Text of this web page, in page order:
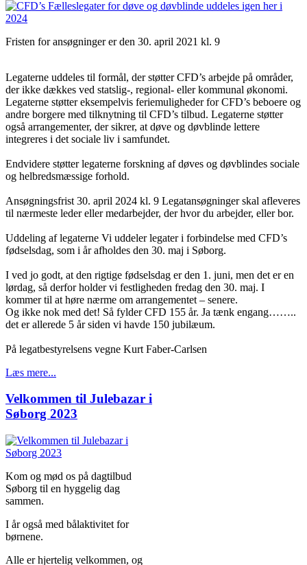
Fristen for ansøgninger er den 30. april 2021 kl. 9
Legaterne uddeles til formål, der støtter CFD’s arbejde på områder,
der ikke dækkes ved statslig-, regional- eller kommunal økonomi.
Legaterne støtter eksempelvis feriemuligheder for CFD’s beboere og
andre borgere med tilknytning til CFD’s tilbud. Legaterne støtter
også arrangementer, der sikrer, at døve og døvblinde lettere
integreres i det sociale liv i samfundet.
Endvidere støtter legaterne forskning af døves og døvblindes sociale
og helbredsmæssige forhold.
Ansøgningsfrist 30. april 2024 kl. 9 Legatansøgninger skal afleveres
til nærmeste leder eller medarbejder, der hvor du arbejder, eller bor.
Uddeling af legaterne Vi uddeler legater i forbindelse med CFD’s
fødselsdag, som i år afholdes den 30. maj i Søborg.
I ved jo godt, at den rigtige fødselsdag er den 1. juni, men det er en
lørdag, så derfor holder vi festligheden fredag den 30. maj. I
kommer til at høre nærme om arrangementet – senere.
Og ikke nok med det! Så fylder CFD 155 år. Ja tænk engang……..
det er allerede 5 år siden vi havde 150 jubilæum.
På legatbestyrelsens vegne Kurt Faber-Carlsen
Læs mere...
Velkommen til Julebazar i
Søborg 2023
Kom og mød os på dagtilbud
Søborg til en hyggelig dag
sammen.
I år også med bålaktivitet for
børnene.
Alle er hjertelig velkommen, og